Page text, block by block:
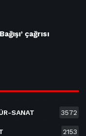
çağrısı
SANAT 3572
2153